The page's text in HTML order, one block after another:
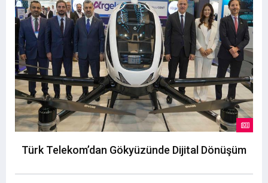
Türk Telekom’dan Gökyüzünde Dijital Dönüşüm